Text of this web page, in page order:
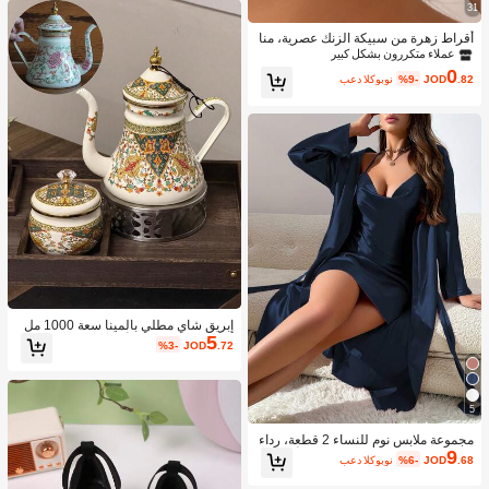
31
أقراط زهرة من سبيكة الزنك عصرية، منا
سبة للارتداء اليومي للنساء
عملاء متكررون بشكل كبير
JOD0.82
%9- بعد الكوبون
5
مجموعة ملابس نوم للنساء 2 قطعة، رداء
طويل مربوط بحزام وفستان نوم أحادي ال
لون، قماش حريري ناعم، تصميم أنيق، من
JOD9.68
%6- بعد الكوبون
إبريق شاي مطلي بالمينا سعة 1000 مل
مع م거름기, متوفر أيضًا: وعاء مطلي بالم
ينا، إبريق مطلي بالمينا بطراز نوردي رجع
متعدد الاستخدامات مقاوم للحرارة، زجاج
ة زيت/خل/ماء غير قابلة للكسر، إكسسوا
رات ديكور منزلي أنيقة. اليوم الوطني ال
سعودي
JOD5.72
%3-